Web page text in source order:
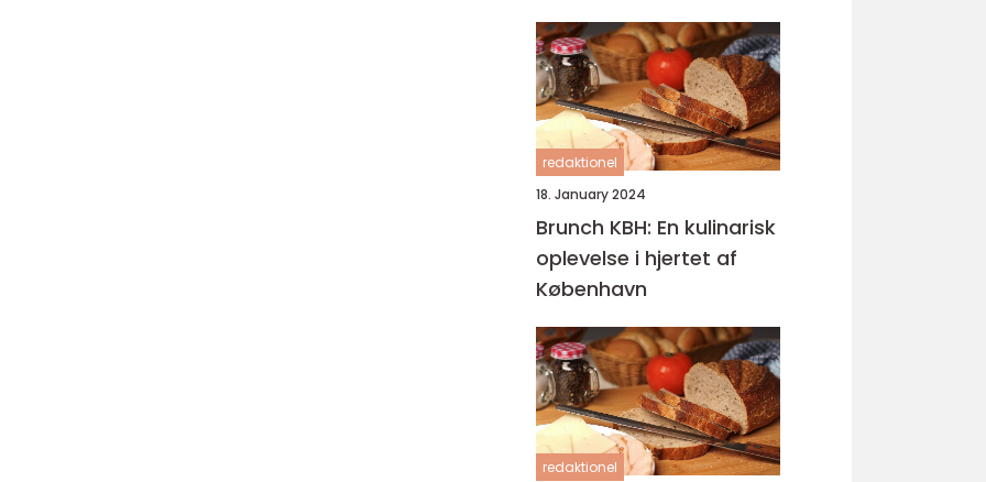
backpackere
redaktionel
18. January 2024
Brunch KBH: En kulinarisk
oplevelse i hjertet af
København
redaktionel